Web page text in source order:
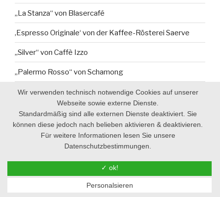
„La Stanza“ von Blasercafé
‚Espresso Originale‘ von der Kaffee-Rösterei Saerve
„Silver“ von Caffè Izzo
„Palermo Rosso“ von Schamong
„Hesperia“ von Barbera (Napoli)
NEUESTE KOMMENTARE
„La Stanza“ von Blasercafé
„La Stanza“ von Blasercafé
Wir verwenden technisch notwendige Cookies auf unserer
Webseite sowie externe Dienste.
Standardmäßig sind alle externen Dienste deaktiviert. Sie
können diese jedoch nach belieben aktivieren & deaktivieren.
Für weitere Informationen lesen Sie unsere
Datenschutzbestimmungen.
✓ ok!
Personalsieren